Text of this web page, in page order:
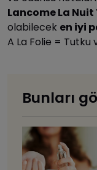
Lancome La Nuit
olabilecek en iyi
A La Folie = Tutku
Bunları